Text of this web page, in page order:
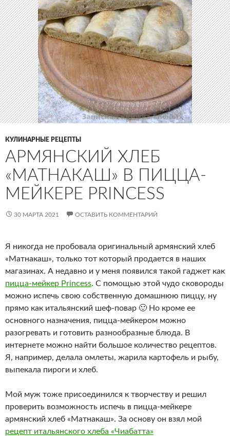
КУЛИНАРНЫЕ РЕЦЕПТЫ
АРМЯНСКИЙ ХЛЕБ
«МАТНАКАШ» В ПИЦЦА-
МЕЙКЕРЕ PRINCESS
30 МАРТА 2021 ОСТАВИТЬ КОММЕНТАРИЙ
Я никогда не пробовала оригинальный армянский хлеб
«Матнакаш», только тот который продается в наших
магазинах. А недавно и у меня появился такой гаджет как
пицца-мейкер Princess. С помощью этой чудо сковороды
можно испечь свою собственную домашнюю пиццу, ну
прямо как итальянский шеф-повар 🙂 Но кроме ее
основного назначения, пицца-мейкером можно
‎разогревать и готовить разнообразные блюда. В
интернете можно найти большое количество рецептов.
Я, например, делала омлеты, жарила картофель и рыбу,
выпекала пироги и хлеб.
Мой муж тоже присоединился к творчеству и решил
проверить возможность испечь в пицца-мейкере
армянский хлеб «Матнакаш». За основу он взял мой
рецепт итальянского хлеба «Чиабатта»